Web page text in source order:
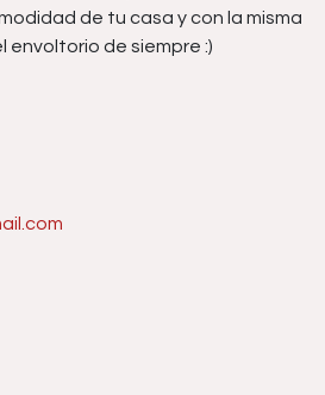
de tu casa y con la misma
envoltorio de siempre :)